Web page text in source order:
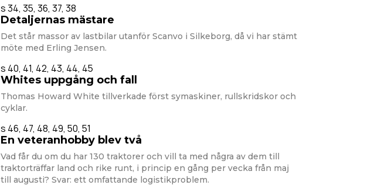
s 34, 35, 36, 37, 38
Detaljernas mästare
Det står massor av lastbilar utanför Scanvo i Silkeborg, då vi har stämt
möte med Erling Jensen.
s 40, 41, 42, 43, 44, 45
Whites uppgång och fall
Thomas Howard White tillverkade först symaskiner, rullskridskor och
cyklar.
s 46, 47, 48, 49, 50, 51
En veteranhobby blev två
Vad får du om du har 130 traktorer och vill ta med några av dem till
traktorträffar land och rike runt, i princip en gång per vecka från maj
till augusti? Svar: ett omfattande logistikproblem.